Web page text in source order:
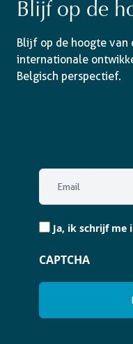
Blijf op de
Blijf op de hoogte van
internationale
Belgisch perspectief.
Email
(Vereist)
Ja,
schrijf
Ja, ik schrijf me
CAPTCHA